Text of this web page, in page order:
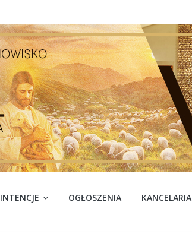
INTENCJE OGŁOSZENIA KANCELARIA